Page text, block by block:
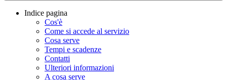
Indice pagina
Cos'è
Come si accede al servizio
Cosa serve
Tempi e scadenze
Contatti
Ulteriori informazioni
A cosa serve